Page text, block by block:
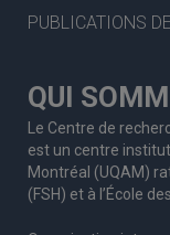
PUBLICATIONS
QUI
Le Centre de
est un centre
Montréal (UQAM)
(FSH) et à l’École